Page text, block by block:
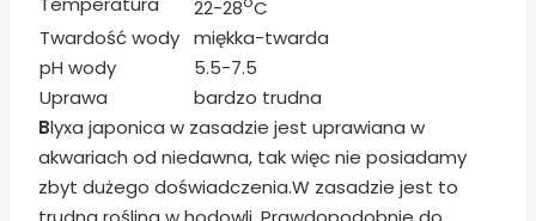
22-28 C
Twardość wody miękka-twarda
pH wody
5.5-7.5
Uprawa
bardzo trudna
Blyxa japonica w zasadzie jest uprawiana w
akwariach od niedawna, tak więc nie posiadamy
zbyt dużego doświadczenia.W zasadzie jest to